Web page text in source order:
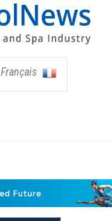
Français